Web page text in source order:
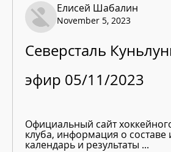
Елисей Шабалин
November 5, 2023
Северсталь
эфир 05/11/2023
Официальный сайт
клуба, информация о составе
календарь и результаты ...